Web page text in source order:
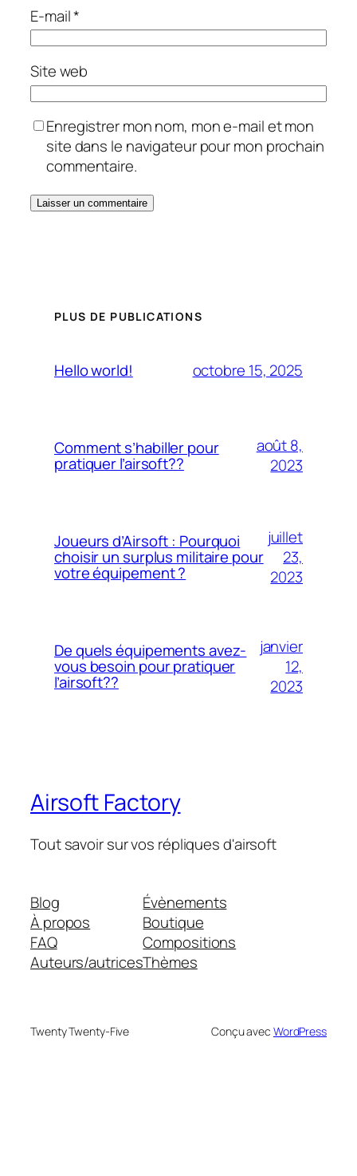
E-mail*
Site web
Enregistrer mon nom, mon e-mail et mon
site dans le navigateur pour mon prochain
commentaire.
PLUS DE PUBLICATIONS
Hello world! octobre 15, 2025
Comment s’habiller pour
pratiquer l’airsoft??
août 8,
2023
Joueurs d’Airsoft : Pourquoi
choisir un surplus militaire pour
votre équipement ?
juillet
23,
2023
De quels équipements avez-
vous besoin pour pratiquer
l’airsoft??
janvier
12,
2023
Airsoft Factory
Tout savoir sur vos répliques d'airsoft
Blog
À propos
FAQ
Auteurs/autrices
Évènements
Boutique
Compositions
Thèmes
Twenty Twenty-Five Conçu avec WordPress